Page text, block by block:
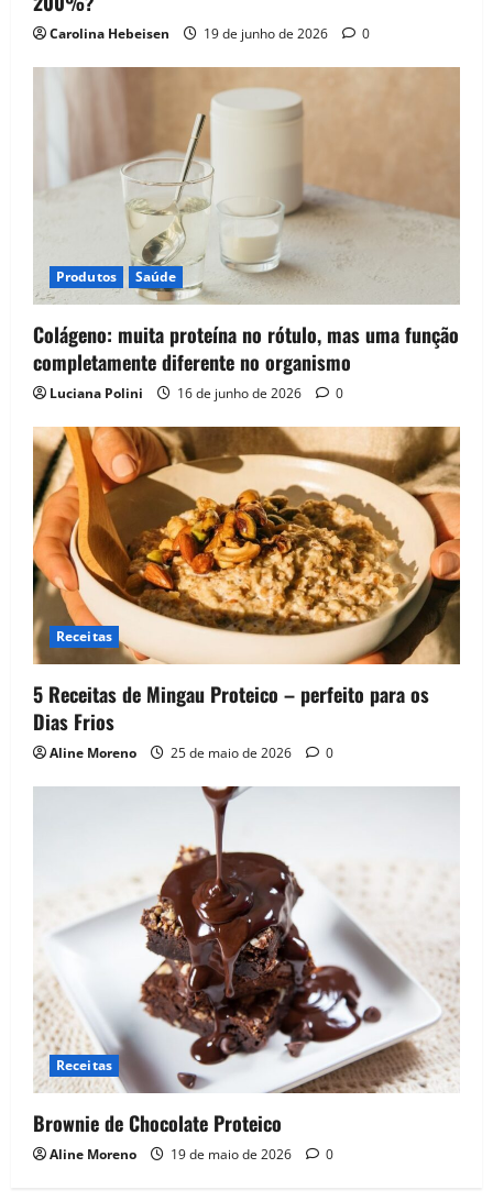
Carolina Hebeisen 19 de junho de 2026 0
Produtos Saúde
Colágeno: muita proteína no rótulo, mas uma função
completamente diferente no organismo
Luciana Polini 16 de junho de 2026 0
Receitas
5 Receitas de Mingau Proteico – perfeito para os
Dias Frios
Aline Moreno 25 de maio de 2026 0
Receitas
Brownie de Chocolate Proteico
Aline Moreno 19 de maio de 2026 0